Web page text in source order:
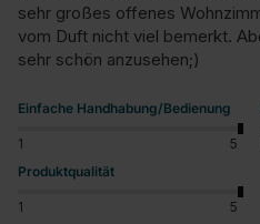
sehr großes offenes
vom Duft nicht viel bemerkt.
sehr schön anzusehen;)
Einfache Handhabung/Bedienung
1 5
Produktqualität
1 5